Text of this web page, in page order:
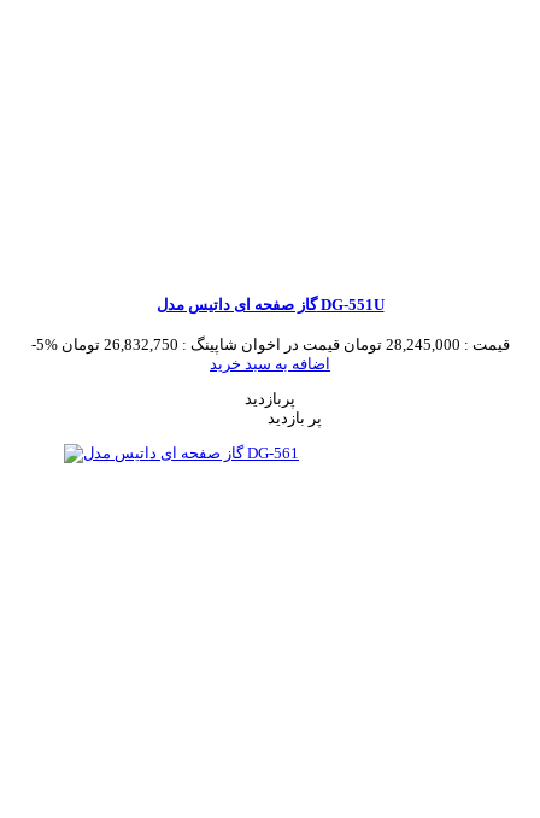
گاز صفحه ای داتیس مدل DG-551U
-5% قیمت : 28,245,000 تومان قیمت در اخوان شاپینگ : 26,832,750 تومان
اضافه به سبد خرید
پربازدید
پر بازدید